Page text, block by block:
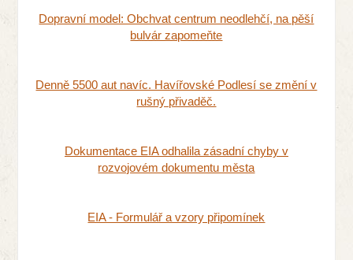
Dopravní model: Obchvat centrum neodlehčí, na pěší
bulvár zapomeňte
Denně 5500 aut navíc. Havířovské Podlesí se změní v
rušný přivaděč.
Dokumentace EIA odhalila zásadní chyby v
rozvojovém dokumentu města
EIA - Formulář a vzory připomínek